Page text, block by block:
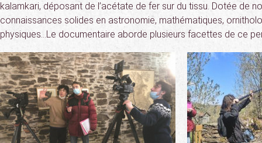
kalamkari, déposant de l’acétate de fer sur du tissu. Dotée de
connaissances solides en astronomie, mathématiques,
physiques…Le documentaire aborde plusieurs facettes de ce